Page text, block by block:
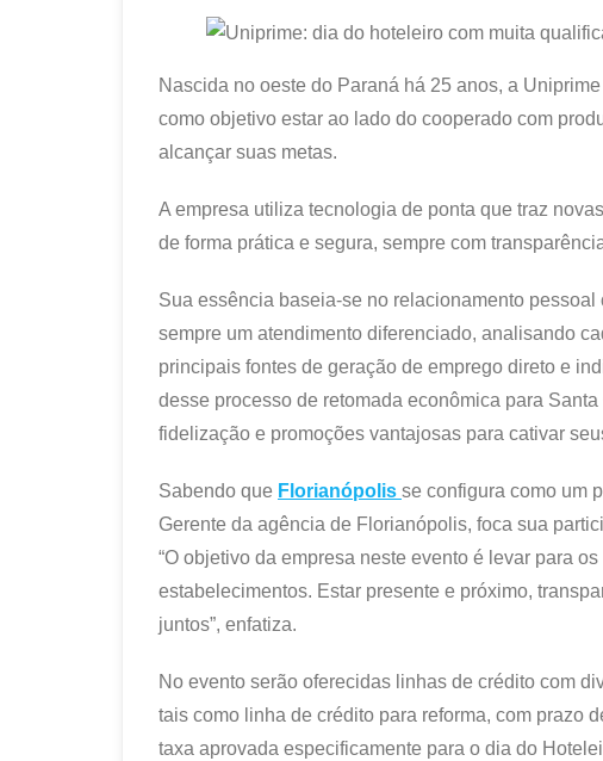
Nascida no oeste do Paraná há 25 anos, a
como objetivo estar ao lado do cooperado com
alcançar suas metas.
A empresa utiliza tecnologia de ponta que traz
de forma prática e segura, sempre com
Sua essência baseia-se no relacionamento
sempre um atendimento diferenciado, analisando
principais fontes de geração de emprego direto e
desse processo de retomada econômica para
fidelização e promoções vantajosas para cativar
Sabendo que Florianópolis se configura como um
Gerente da agência de Florianópolis, foca sua
“O objetivo da empresa neste evento é levar para
estabelecimentos. Estar presente e próximo,
juntos”, enfatiza.
No evento serão oferecidas linhas de crédito com
tais como linha de crédito para reforma, com prazo
taxa aprovada especificamente para o dia do